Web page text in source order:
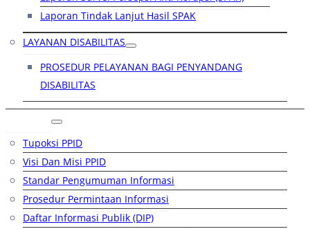
Laporan Tindak Lanjut Hasil SPAK
LAYANAN DISABILITAS
PROSEDUR PELAYANAN BAGI PENYANDANG
DISABILITAS
Tupoksi PPID
Visi Dan Misi PPID
Standar Pengumuman Informasi
Prosedur Permintaan Informasi
Daftar Informasi Publik (DIP)